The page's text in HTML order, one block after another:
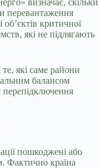
перевантаження
об’єктів критичної
які не підлягають
те, які саме райони
балансом
пошкоджені або
Фактично країна